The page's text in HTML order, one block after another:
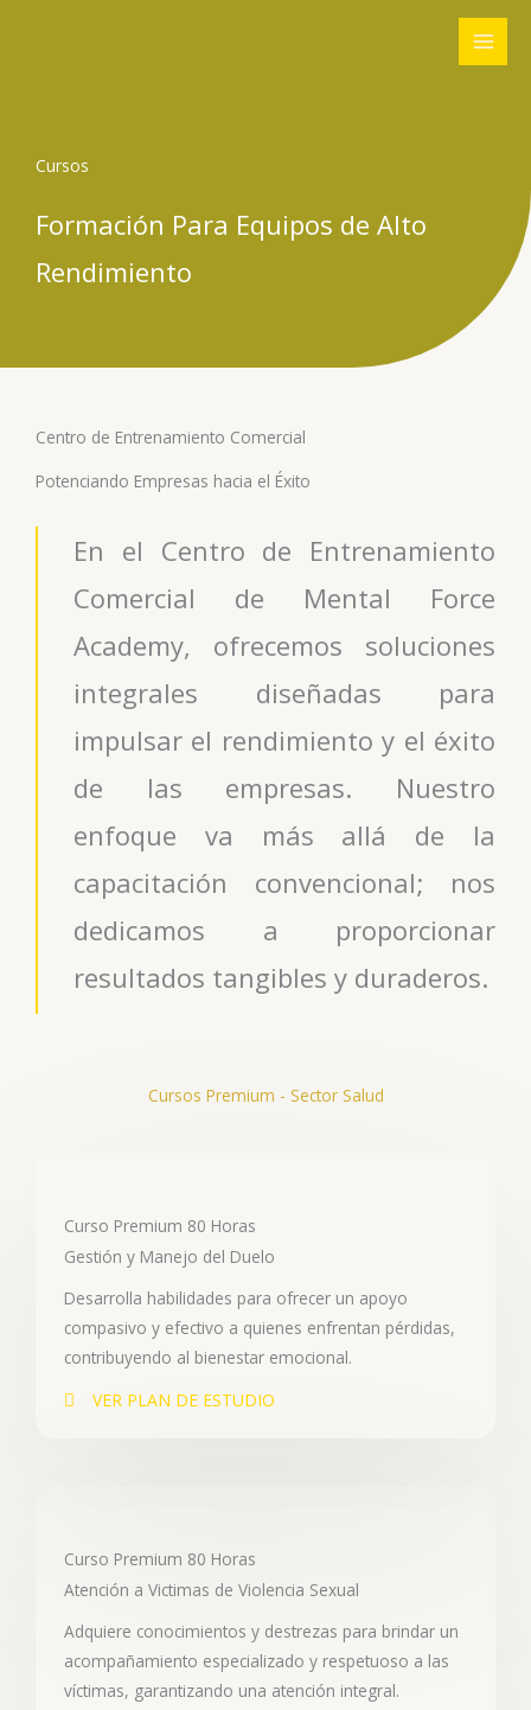
Cursos
Formación Para Equipos de Alto
Rendimiento
Centro de Entrenamiento Comercial
Potenciando Empresas hacia el Éxito
En el Centro de Entrenamiento
Comercial de Mental Force
Academy, ofrecemos soluciones
integrales diseñadas para
impulsar el rendimiento y el éxito
de las empresas. Nuestro
enfoque va más allá de la
capacitación convencional; nos
dedicamos a proporcionar
resultados tangibles y duraderos.
Cursos Premium - Sector Salud
Curso Premium 80 Horas
Gestión y Manejo del Duelo
Desarrolla habilidades para ofrecer un apoyo
compasivo y efectivo a quienes enfrentan pérdidas,
contribuyendo al bienestar emocional.
VER PLAN DE ESTUDIO
Curso Premium 80 Horas
Atención a Victimas de Violencia Sexual
Adquiere conocimientos y destrezas para brindar un
acompañamiento especializado y respetuoso a las
víctimas, garantizando una atención integral.